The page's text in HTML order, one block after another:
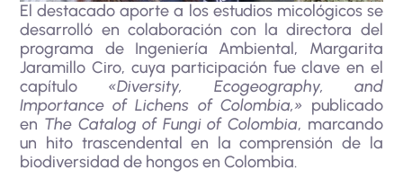
El destacado aporte a los estudios micológicos se
desarrolló en colaboración con la directora del
programa de Ingeniería Ambiental, Margarita
Jaramillo Ciro, cuya participación fue clave en el
capítulo «Diversity, Ecogeography, and
Importance of Lichens of Colombia,» publicado
en The Catalog of Fungi of Colombia, marcando
un hito trascendental en la comprensión de la
biodiversidad de hongos en Colombia.